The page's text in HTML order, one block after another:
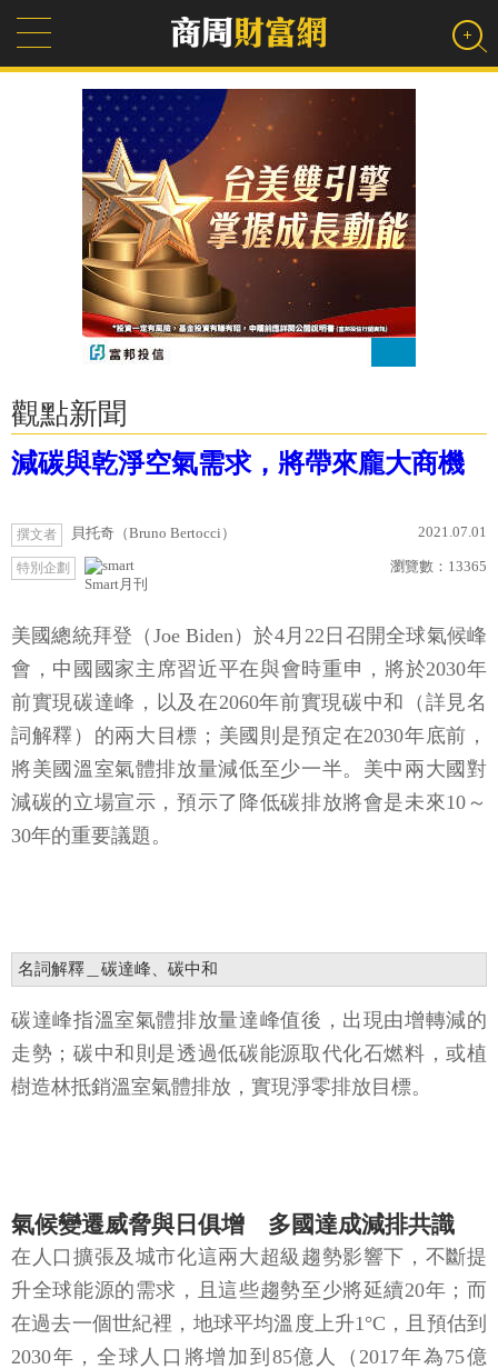
觀點新聞
減碳與乾淨空氣需求，將帶來龐大商機
撰文者 貝托奇（Bruno Bertocci） 2021.07.01
特別企劃
Smart月刊
瀏覽數： 13365
美國總統拜登（Joe Biden）於4月22日召開全球氣候峰
會，中國國家主席習近平在與會時重申，將於2030年
前實現碳達峰，以及在2060年前實現碳中和（詳見名
詞解釋）的兩大目標；美國則是預定在2030年底前，
將美國溫室氣體排放量減低至少一半。美中兩大國對
減碳的立場宣示，預示了降低碳排放將會是未來10～
30年的重要議題。
名詞解釋＿碳達峰、碳中和
碳達峰指溫室氣體排放量達峰值後，出現由增轉減的
走勢；碳中和則是透過低碳能源取代化石燃料，或植
樹造林抵銷溫室氣體排放，實現淨零排放目標。
氣候變遷威脅與日俱增 多國達成減排共識
在人口擴張及城市化這兩大超級趨勢影響下，不斷提
升全球能源的需求，且這些趨勢至少將延續20年；而
在過去一個世紀裡，地球平均溫度上升1°C，且預估到
2030年，全球人口將增加到85億人（2017年為75億